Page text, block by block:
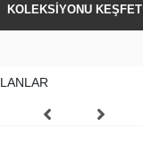
KOLEKSİYONU KEŞFET